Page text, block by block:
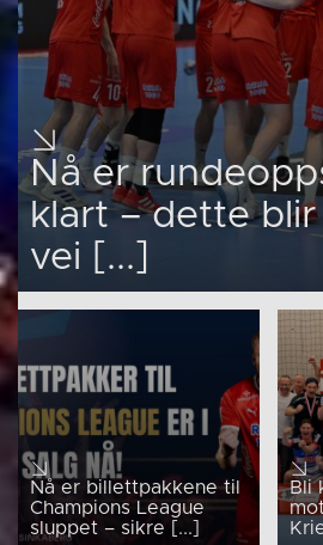
Nå er
klart – dette blir
vei [...]
Nå er billettpakkene til
Champions League
sluppet – sikre [...]
Bli